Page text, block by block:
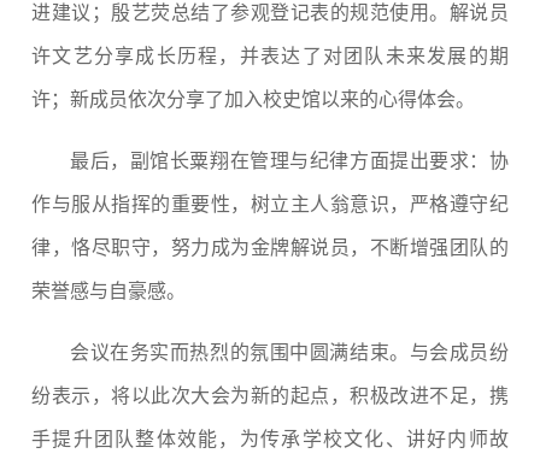
进建议；殷艺荧总结了参观登记表的规范使用。解说员
许文艺分享成长历程，并表达了对团队未来发展的期
许；新成员依次分享了加入校史馆以来的心得体会。
最后，副馆长粟翔在管理与纪律方面提出要求：协
作与服从指挥的重要性，树立主人翁意识，严格遵守纪
律，恪尽职守，努力成为金牌解说员，不断增强团队的
荣誉感与自豪感。
会议在务实而热烈的氛围中圆满结束。与会成员纷
纷表示，将以此次大会为新的起点，积极改进不足，携
手提升团队整体效能，为传承学校文化、讲好内师故